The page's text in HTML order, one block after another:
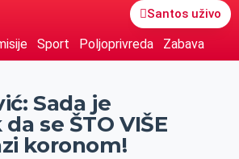
Santos uživo
Sport Poljoprivreda Zabava
Sada je
se ŠTO VIŠE
koronom!